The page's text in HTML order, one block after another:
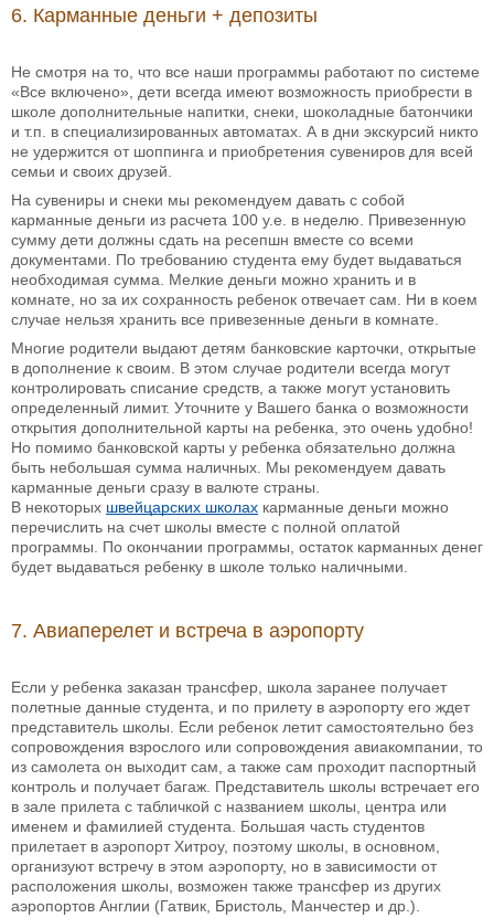
6. Карманные деньги + депозиты
Не смотря на то, что все наши программы работают по системе
«Все включено», дети всегда имеют возможность приобрести в
школе дополнительные напитки, снеки, шоколадные батончики
и т.п. в специализированных автоматах. А в дни экскурсий никто
не удержится от шоппинга и приобретения сувениров для всей
семьи и своих друзей.
На сувениры и снеки мы рекомендуем давать с собой
карманные деньги из расчета 100 у.е. в неделю. Привезенную
сумму дети должны сдать на ресепшн вместе со всеми
документами. По требованию студента ему будет выдаваться
необходимая сумма. Мелкие деньги можно хранить и в
комнате, но за их сохранность ребенок отвечает сам. Ни в коем
случае нельзя хранить все привезенные деньги в комнате.
Многие родители выдают детям банковские карточки, открытые
в дополнение к своим. В этом случае родители всегда могут
контролировать списание средств, а также могут установить
определенный лимит. Уточните у Вашего банка о возможности
открытия дополнительной карты на ребенка, это очень удобно!
Но помимо банковской карты у ребенка обязательно должна
быть небольшая сумма наличных. Мы рекомендуем давать
карманные деньги сразу в валюте страны.
В некоторых швейцарских школах карманные деньги можно
перечислить на счет школы вместе с полной оплатой
программы. По окончании программы, остаток карманных денег
будет выдаваться ребенку в школе только наличными.
7. Авиаперелет и встреча в аэропорту
Если у ребенка заказан трансфер, школа заранее получает
полетные данные студента, и по прилету в аэропорту его ждет
представитель школы. Если ребенок летит самостоятельно без
сопровождения взрослого или сопровождения авиакомпании, то
из самолета он выходит сам, а также сам проходит паспортный
контроль и получает багаж. Представитель школы встречает его
в зале прилета с табличкой с названием школы, центра или
именем и фамилией студента. Большая часть студентов
прилетает в аэропорт Хитроу, поэтому школы, в основном,
организуют встречу в этом аэропорту, но в зависимости от
расположения школы, возможен также трансфер из других
аэропортов Англии (Гатвик, Бристоль, Манчестер и др.).